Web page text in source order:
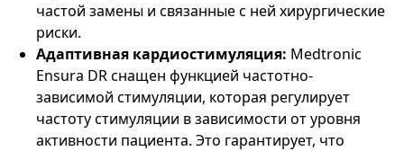
частой замены и связанные с ней хирургические
риски.
Адаптивная кардиостимуляция: Medtronic
Ensura DR снащен функцией частотно-
зависимой стимуляции, которая регулирует
частоту стимуляции в зависимости от уровня
активности пациента. Это гарантирует, что